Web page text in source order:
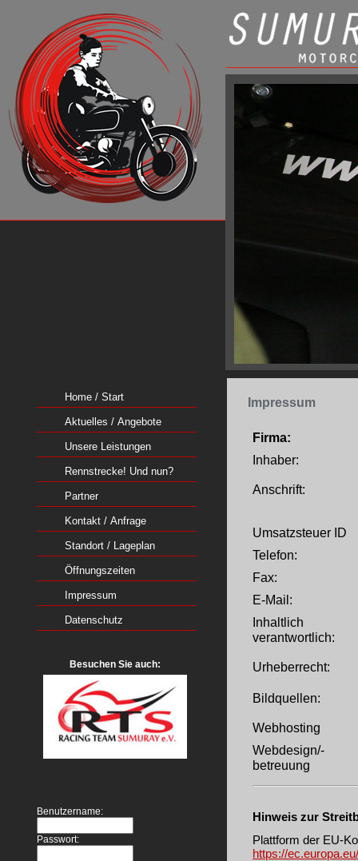
Home / Start
Aktuelles / Angebote
Unsere Leistungen
Rennstrecke! Und nun?
Partner
Kontakt / Anfrage
Standort / Lageplan
Öffnungszeiten
Impressum
Datenschutz
Besuchen Sie auch:
Benutzername:
Passwort:
Impressum
Firma:
Inhaber:
Anschrift:
Umsatzsteuer ID
Telefon:
Fax:
E-Mail:
Inhaltlich
verantwortlich:
Urheberrecht:
Bildquellen:
Webhosting
Webdesign/-
betreuung
Hinweis zur
Plattform der EU-
https://